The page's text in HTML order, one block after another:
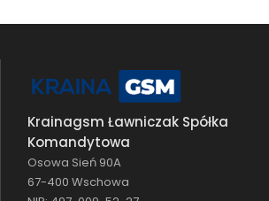
Krainagsm Ławniczak Spółka
Komandytowa
Osowa Sień 90A
67-400 Wschowa